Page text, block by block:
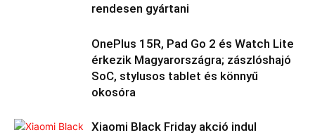
rendesen gyártani
OnePlus 15R, Pad Go 2 és Watch Lite
érkezik Magyarországra; zászlóshajó
SoC, stylusos tablet és könnyű
okosóra
Xiaomi Black Friday akció indul